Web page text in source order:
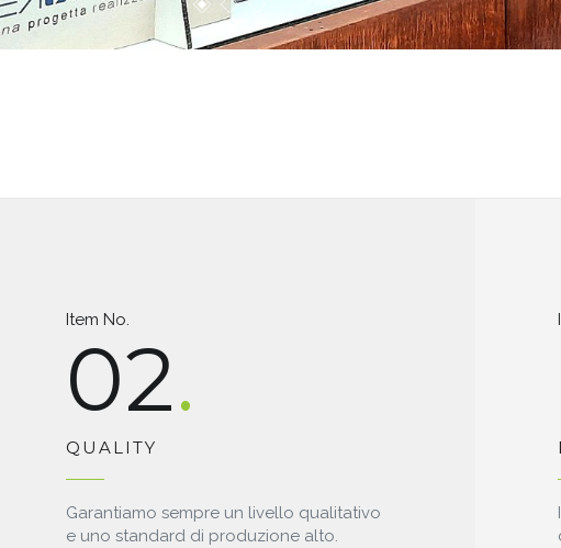
Item No.
02
QUALITY
Garantiamo sempre un livello qualitativo
e uno standard di produzione alto.